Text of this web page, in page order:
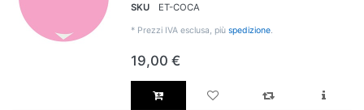
SKU
ET-COCA
* Prezzi IVA esclusa, più spedizione.
19,00 €